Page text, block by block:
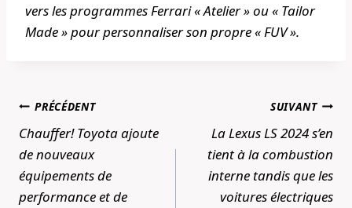
vers les programmes Ferrari « Atelier » ou « Tailor
Made » pour personnaliser son propre « FUV ».
Navigation
de
l’article
PRÉCÉDENT
Chauffer! Toyota ajoute
de nouveaux
équipements de
performance et de
SUIVANT
La Lexus LS 2024 s’en
tient à la combustion
interne tandis que les
voitures électriques